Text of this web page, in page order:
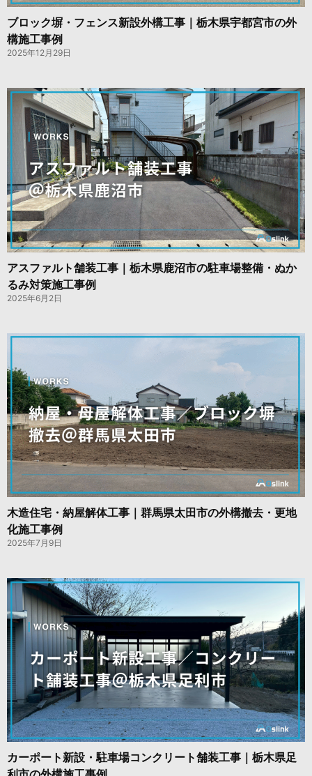
ブロック塀・フェンス新設外構工事｜栃木県宇都宮市の外
構施工事例
2025年12月29日
アスファルト舗装工事｜栃木県鹿沼市の駐車場整備・ぬか
るみ対策施工事例
2025年6月2日
木造住宅・納屋解体工事｜群馬県太田市の外構撤去・更地
化施工事例
2025年7月9日
カーポート新設・駐車場コンクリート舗装工事｜栃木県足